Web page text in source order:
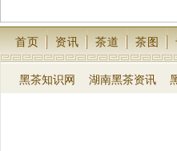
首页 资讯 茶道 茶图
黑茶知识网 湖南黑茶资讯